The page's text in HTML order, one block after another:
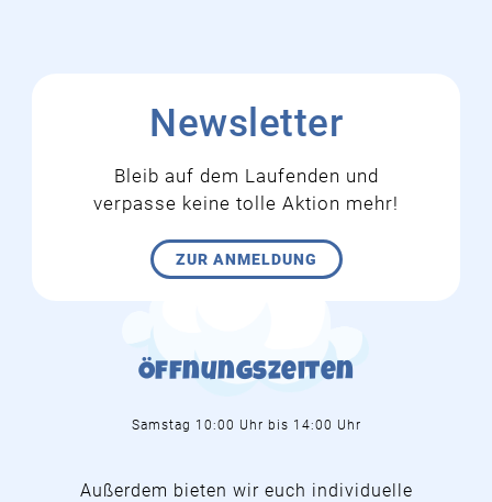
Newsletter
Bleib auf dem Laufenden und
verpasse keine tolle Aktion mehr!
ZUR ANMELDUNG
Öffnungszeiten
Samstag 10:00 Uhr bis 14:00 Uhr
Außerdem bieten wir euch individuelle